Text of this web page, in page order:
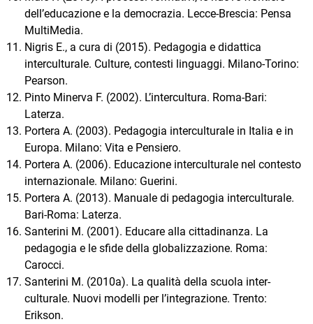
dell’educazione e la democrazia. Lecce-Brescia: Pensa
MultiMedia.
Nigris E., a cura di (2015). Pedagogia e didattica
interculturale. Culture, contesti linguaggi. Milano-Torino:
Pearson.
Pinto Minerva F. (2002). L’intercultura. Roma-Bari:
Laterza.
Portera A. (2003). Pedagogia interculturale in Italia e in
Europa. Milano: Vita e Pensiero.
Portera A. (2006). Educazione interculturale nel contesto
internazionale. Milano: Guerini.
Portera A. (2013). Manuale di pedagogia interculturale.
Bari-Roma: Laterza.
Santerini M. (2001). Educare alla cittadinanza. La
pedagogia e le sfide della globalizzazione. Roma:
Carocci.
Santerini M. (2010a). La qualità della scuola inter-
culturale. Nuovi modelli per l’integrazione. Trento:
Erikson.